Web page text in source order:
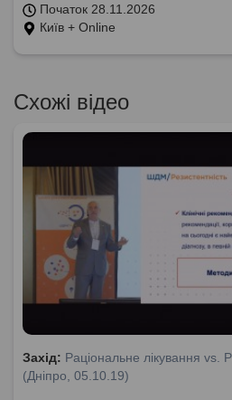
Початок 28.11.2026
Київ + Online
Схожі відео
Захід: Раціональне лікування vs.
(Дніпро, 05.10.19)